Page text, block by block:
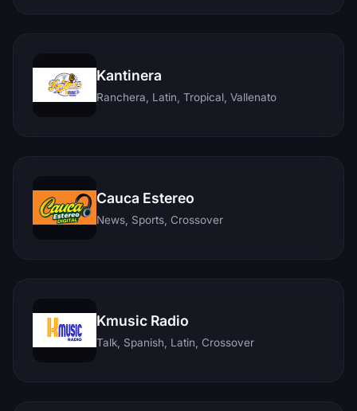
Kantinera
Ranchera, Latin, Tropical, Vallenato
Cauca Estereo
News, Sports, Crossover
Kmusic Radio
Talk, Spanish, Latin, Crossover